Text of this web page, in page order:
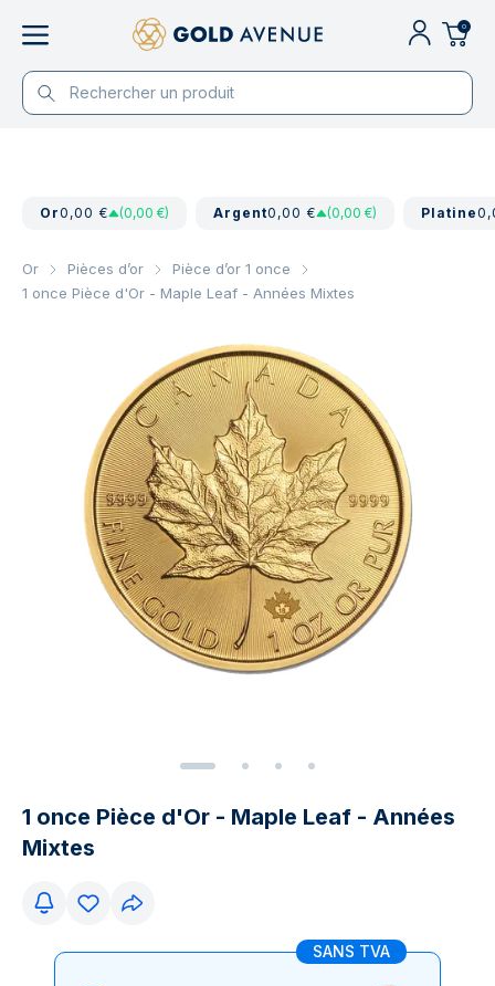
0
Or0,00 € (0,00 €) Argent0,00 € (0,00 €) Platine
Or Pièces d’or
Pièce d’or 1 once
1 once Pièce d'Or - Maple Leaf - Années Mixtes
1 once Pièce d'Or - Maple Leaf - Années
Mixtes
SANS TVA